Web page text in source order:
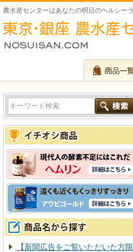
農水産センターはあなたの明日のヘルシー
【新聞広告をご覧いただいた方限